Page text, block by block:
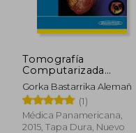
Tomografía
Computarizada
Cardíaca. Principios,
Técnica y
Aplicaciones Clínicas
Gorka Bastarrika Alemañ
(1)
Médica Panamericana,
2015, Tapa Dura, Nuevo